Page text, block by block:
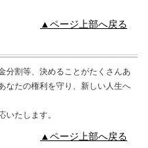
▲ページ上部へ戻る
分割等、決めることがたくさんあ
なたの権利を守り、新しい人生へ
いたします。
▲ページ上部へ戻る